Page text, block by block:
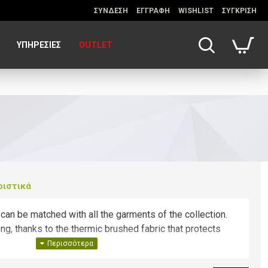
ΣΥΝΔΕΣΗ ΕΓΓΡΑΦΗ WISHLIST ΣΥΓΚΡΙΣΗ
ΥΠΗΡΕΣΊΕΣ OUTLET
be matched with all the garments of the collection.
thanks to the thermic brushed fabric that protects